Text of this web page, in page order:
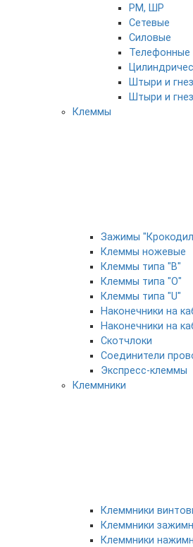
РМ, ШР
Сетевые
Силовые
Телефонные
Штыри и
Штыри и
Клеммы
Зажимы
Клеммы ножевые
Клеммы типа "B"
Клеммы типа "O"
Клеммы типа "U"
Наконечники на
Наконечники на
Скотчлоки
Соединители
Экспресс-клеммы
Клеммники
Клеммники
Клеммники
Клеммники